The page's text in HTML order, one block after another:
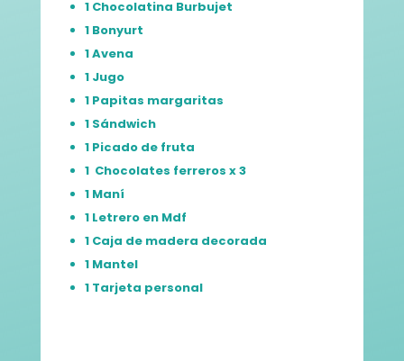
1 Chocolatina Burbujet
1 Bonyurt
1 Avena
1 Jugo
1 Papitas margaritas
1 Sándwich
1 Picado de fruta
1 Chocolates ferreros x 3
1 Maní
1 Letrero en Mdf
1 Caja de madera decorada
1 Mantel
1 Tarjeta personal